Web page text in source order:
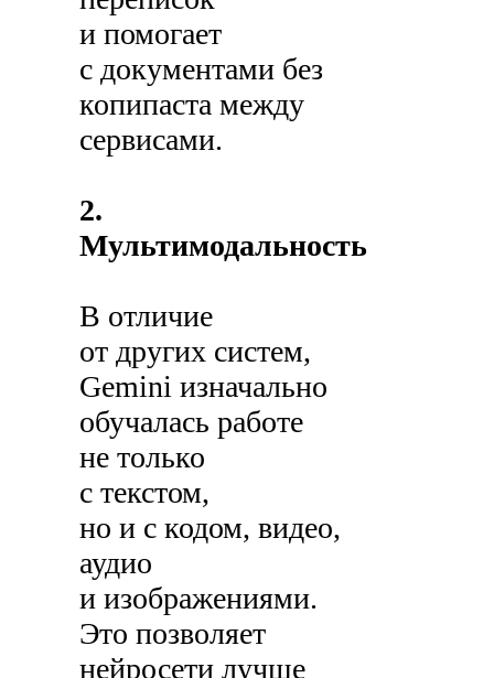
и помогает
с документами без
копипаста между
сервисами.
2.
Мультимодальность
В отличие
от других систем,
Gemini изначально
обучалась работе
не только
с текстом,
но и с кодом, видео,
аудио
и изображениями.
Это позволяет
нейросети лучше